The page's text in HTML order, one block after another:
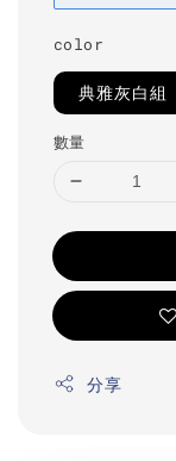
color
典雅灰白組
數量
分享